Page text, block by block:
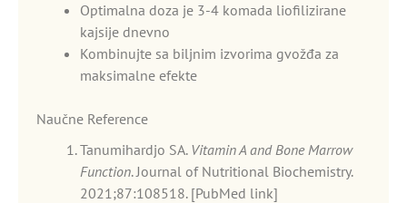
Optimalna doza je 3-4 komada liofilizirane
kajsije dnevno
Kombinujte sa biljnim izvorima gvožđa za
maksimalne efekte
Naučne Reference
Tanumihardjo SA. Vitamin A and Bone Marrow
Function. Journal of Nutritional Biochemistry.
2021;87:108518. [PubMed link]